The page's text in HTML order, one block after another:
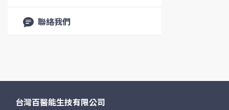
聯絡我們
台灣百醫能生技有限公司